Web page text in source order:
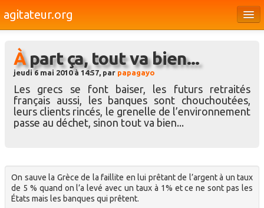
agitateur.org
Bourges & le Cher
Culture
Médias
À part ça, tout va bien...
jeudi 6 mai 2010 à 14:57, par papagayo
Les grecs se font baiser, les futurs retraités
français aussi, les banques sont chouchoutées,
leurs clients rincés, le grenelle de l’environnement
passe au déchet, sinon tout va bien...
On sauve la Grèce de la faillite en lui prêtant de l’argent à un taux
de 5 % quand on l’a levé avec un taux à 1% et ce ne sont pas les
États mais les banques qui prêtent.